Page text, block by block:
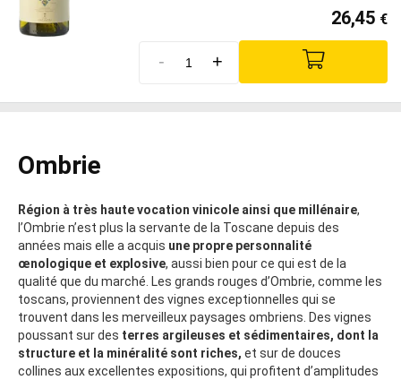
26,45 €
- +
Ombrie
Région à très haute vocation vinicole ainsi que millénaire,
l’Ombrie n’est plus la servante de la Toscane depuis des
années mais elle a acquis une propre personnalité
œnologique et explosive, aussi bien pour ce qui est de la
qualité que du marché. Les grands rouges d’Ombrie, comme les
toscans, proviennent des vignes exceptionnelles qui se
trouvent dans les merveilleux paysages ombriens. Des vignes
poussant sur des terres argileuses et sédimentaires, dont la
structure et la minéralité sont riches, et sur de douces
collines aux excellentes expositions, qui profitent d’amplitudes